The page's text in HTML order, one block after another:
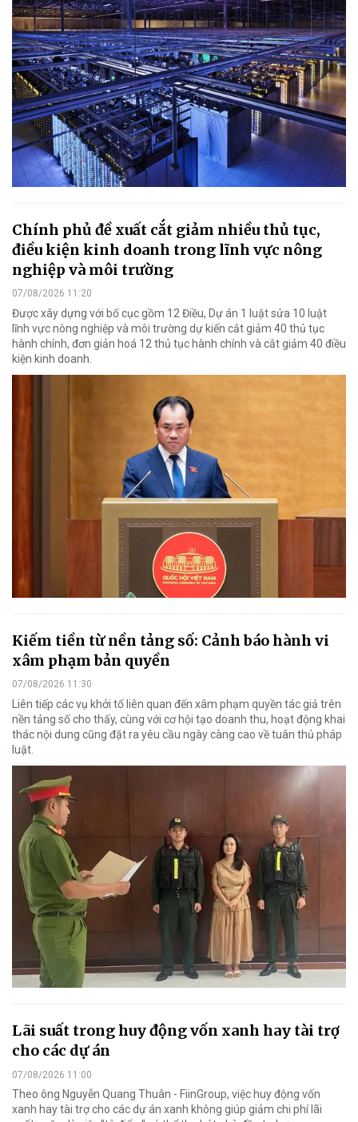
Chính phủ đề xuất cắt giảm nhiều thủ tục,
điều kiện kinh doanh trong lĩnh vực nông
nghiệp và môi trường
07/08/2026 11:20
Được xây dựng với bố cục gồm 12 Điều, Dự án 1 luật sửa 10 luật
lĩnh vực nông nghiệp và môi trường dự kiến cắt giảm 40 thủ tục
hành chính, đơn giản hoá 12 thủ tục hành chính và cắt giảm 40 điều
kiện kinh doanh.
Kiếm tiền từ nền tảng số: Cảnh báo hành vi
xâm phạm bản quyền
07/08/2026 11:30
Liên tiếp các vụ khởi tố liên quan đến xâm phạm quyền tác giả trên
nền tảng số cho thấy, cùng với cơ hội tạo doanh thu, hoạt động khai
thác nội dung cũng đặt ra yêu cầu ngày càng cao về tuân thủ pháp
luật.
Lãi suất trong huy động vốn xanh hay tài trợ
cho các dự án
07/08/2026 11:00
Theo ông Nguyễn Quang Thuân - FiinGroup, việc huy động vốn
xanh hay tài trợ cho các dự án xanh không giúp giảm chi phí lãi